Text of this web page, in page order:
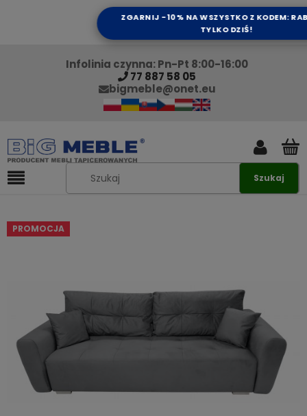
ZGARNIJ -10% NA WSZYSTKO Z KODEM:
TYLKO DZIŚ!
Infolinia czynna: Pn-Pt 8:00-16:00
77 887 58 05
bigmeble@onet.eu
Szukaj
PROMOCJA